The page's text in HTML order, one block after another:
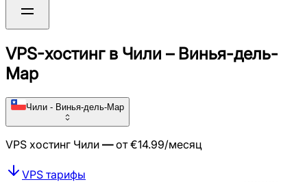
VPS-хостинг в Чили – Винья-дель-
Мар
Чили - Винья-дель-Мар
VPS хостинг Чили —от€14.99/месяц
VPS тарифы